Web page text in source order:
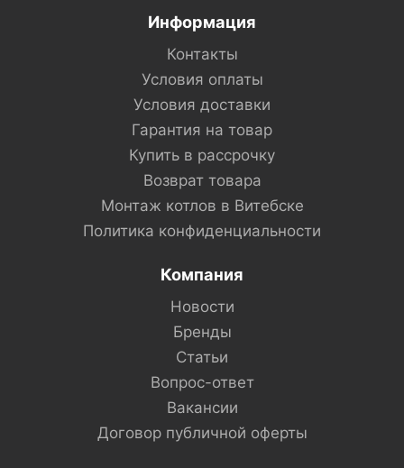
Информация
Контакты
Условия оплаты
Условия доставки
Гарантия на товар
Купить в рассрочку
Возврат товара
Монтаж котлов в Витебске
Политика конфиденциальности
Компания
Новости
Бренды
Статьи
Вопрос-ответ
Вакансии
Договор публичной оферты